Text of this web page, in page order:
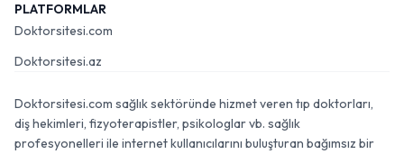
PLATFORMLAR
Doktorsitesi.com
Doktorsitesi.az
Doktorsitesi.com sağlık sektöründe hizmet veren tıp doktorları,
diş hekimleri, fizyoterapistler, psikologlar vb. sağlık
profesyonelleri ile internet kullanıcılarını buluşturan bağımsız bir